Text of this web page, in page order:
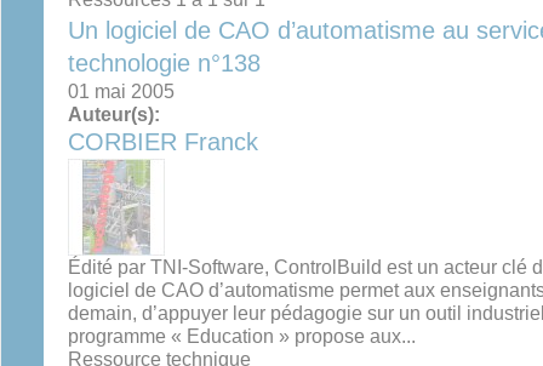
Un logiciel de CAO d’automatisme au
technologie n°138
01 mai 2005
Auteur(s):
CORBIER Franck
Édité par TNI-Software, ControlBuild est un acteur clé
logiciel de CAO d’automatisme permet aux
demain, d’appuyer leur pédagogie sur un outil
programme « Education » propose aux...
Ressource technique